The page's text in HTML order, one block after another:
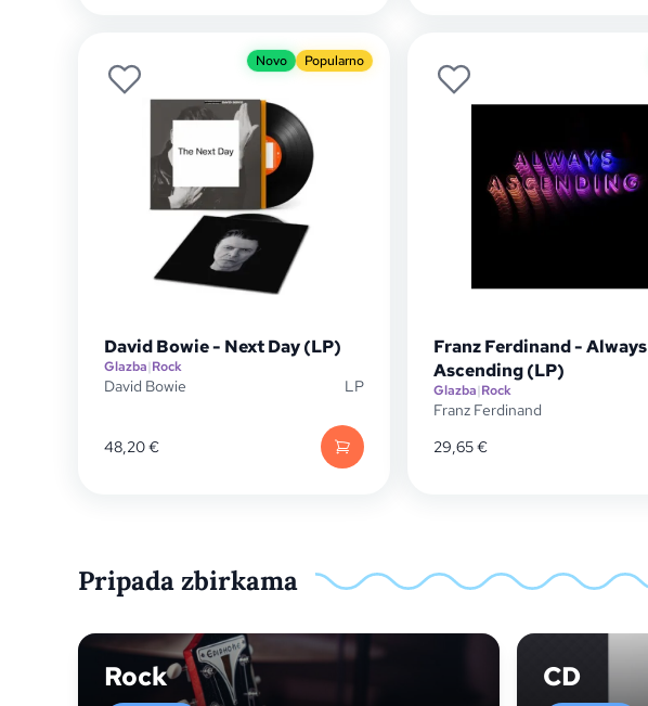
Novo Popularno
David Bowie - Next Day (LP)
Glazba|Rock
David Bowie LP
48,20€
Franz Ferdinand - Always
Ascending (LP)
Glazba|Rock
Franz Ferdinand
29,65€
Pripada zbirkama
Rock CD